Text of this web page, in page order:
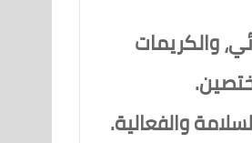
والكريمات
والفعالية.